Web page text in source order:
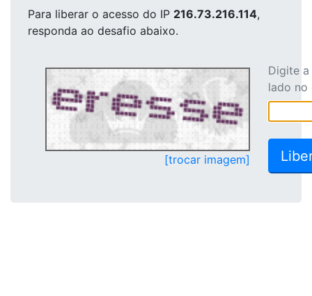
Para liberar o acesso do IP 216.73.216.114,
responda ao desafio abaixo.
[trocar imagem]
Digite
lado no